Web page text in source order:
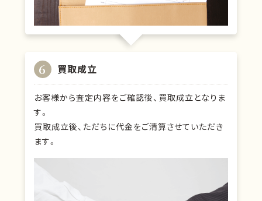
6 買取成立
お客様から査定内容をご確認後、買取成立となりま
す。
買取成立後、ただちに代金をご清算させていただき
ます。